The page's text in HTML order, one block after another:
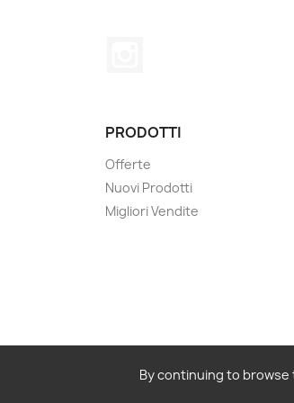
PRODOTTI
Offerte
Nuovi Prodotti
Migliori Vendite
By continuing to browse